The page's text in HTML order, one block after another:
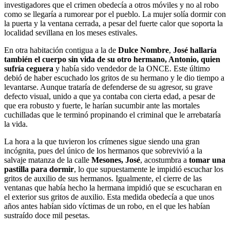
investigadores que el crimen obedecía a otros móviles y no al robo
como se llegaría a rumorear por el pueblo. La mujer solía dormir con
la puerta y la ventana cerrada, a pesar del fuerte calor que soporta la
localidad sevillana en los meses estivales.
En otra habitación contigua a la de Dulce Nombre, José hallaría
también el cuerpo sin vida de su otro hermano, Antonio, quien
sufría ceguera y había sido vendedor de la ONCE. Este último
debió de haber escuchado los gritos de su hermano y le dio tiempo a
levantarse. Aunque trataría de defenderse de su agresor, su grave
defecto visual, unido a que ya contaba con cierta edad, a pesar de
que era robusto y fuerte, le harían sucumbir ante las mortales
cuchilladas que le terminó propinando el criminal que le arrebataría
la vida.
La hora a la que tuvieron los crímenes sigue siendo una gran
incógnita, pues del único de los hermanos que sobrevivió a la
salvaje matanza de la calle Mesones, José, acostumbra a tomar una
pastilla para dormir, lo que supuestamente le impidió escuchar los
gritos de auxilio de sus hermanos. Igualmente, el cierre de las
ventanas que había hecho la hermana impidió que se escucharan en
el exterior sus gritos de auxilio. Esta medida obedecía a que unos
años antes habían sido víctimas de un robo, en el que les habían
sustraído doce mil pesetas.